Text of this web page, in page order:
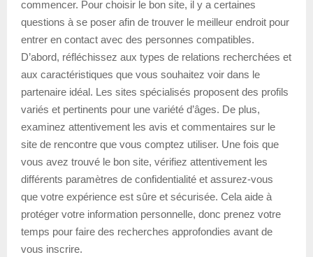
commencer. Pour choisir le bon site, il y a certaines
questions à se poser afin de trouver le meilleur endroit pour
entrer en contact avec des personnes compatibles.
D’abord, réfléchissez aux types de relations recherchées et
aux caractéristiques que vous souhaitez voir dans le
partenaire idéal. Les sites spécialisés proposent des profils
variés et pertinents pour une variété d’âges. De plus,
examinez attentivement les avis et commentaires sur le
site de rencontre que vous comptez utiliser. Une fois que
vous avez trouvé le bon site, vérifiez attentivement les
différents paramètres de confidentialité et assurez-vous
que votre expérience est sûre et sécurisée. Cela aide à
protéger votre information personnelle, donc prenez votre
temps pour faire des recherches approfondies avant de
vous inscrire.